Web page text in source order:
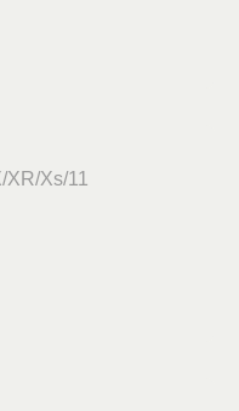
Xs/11